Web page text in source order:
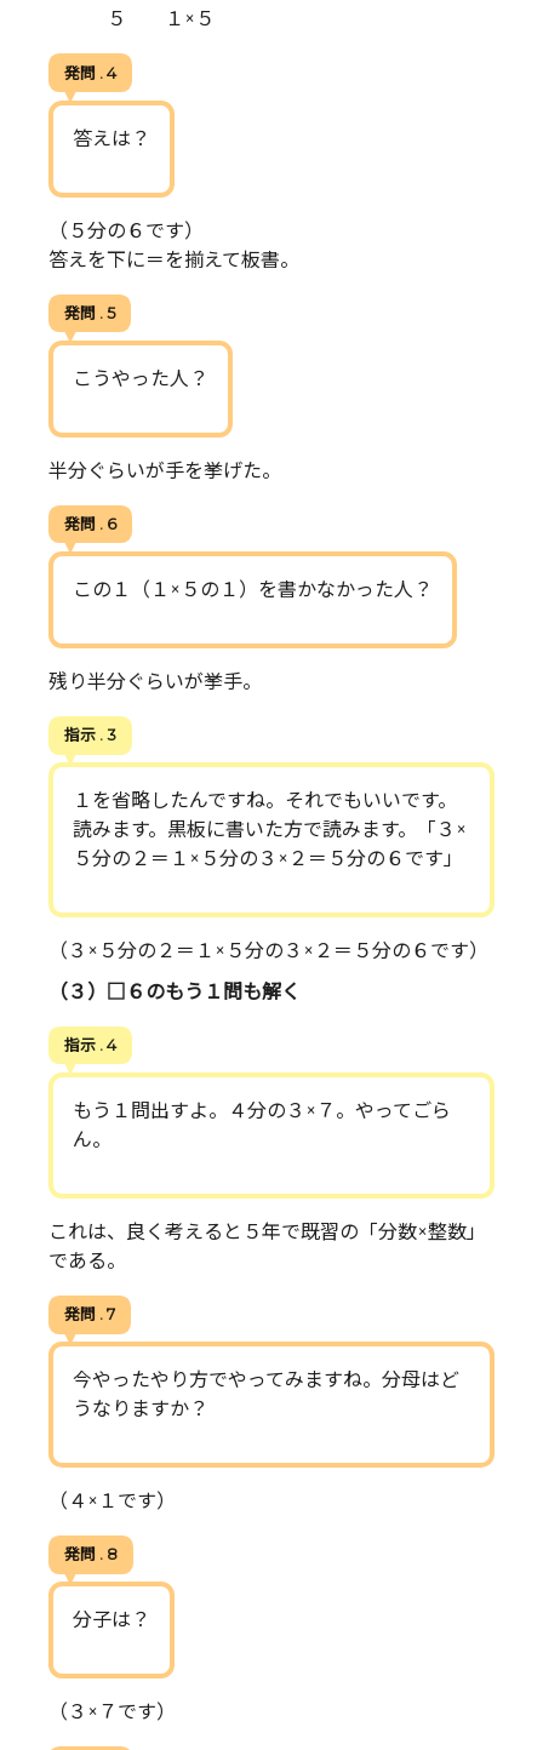
５ １×５
発問 . 4
答えは？
（５分の６です）
答えを下に＝を揃えて板書。
発問 . 5
こうやった人？
半分ぐらいが手を挙げた。
発問 . 6
この１（１×５の１）を書かなかった人？
残り半分ぐらいが挙手。
指示 . 3
１を省略したんですね。それでもいいです。
読みます。黒板に書いた方で読みます。「３×
５分の２＝１×５分の３×２＝５分の６です」
（３×５分の２＝１×５分の３×２＝５分の６です）
（３）□６のもう１問も解く
指示 . 4
もう１問出すよ。４分の３×７。やってごら
ん。
これは、良く考えると５年で既習の「分数×整数」
である。
発問 . 7
今やったやり方でやってみますね。分母はど
うなりますか？
（４×１です）
発問 . 8
分子は？
（３×７です）